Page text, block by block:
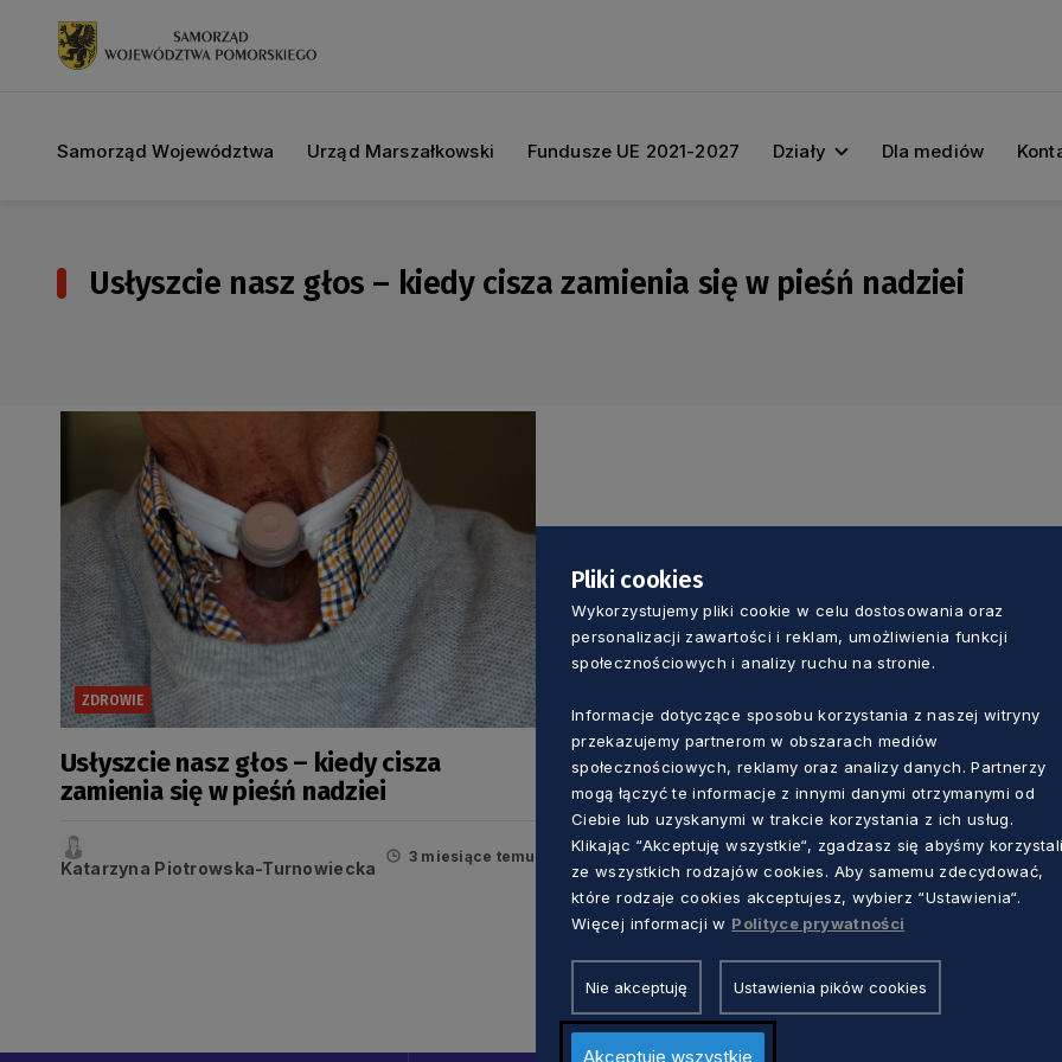
Samorząd Województwa Urząd Marszałkowski Fundusze UE 2021-2027 Działy Dla mediów
Usłyszcie nasz głos – kiedy cisza zamienia się w pieśń nadziei
ZDROWIE
Usłyszcie nasz głos – kiedy cisza
zamienia się w pieśń nadziei
Katarzyna Piotrowska-Turnowiecka
3 miesiące temu
Pliki cookies
Wykorzystujemy pliki cookie w celu dostosowania oraz
personalizacji zawartości i reklam, umożliwienia funkcji
społecznościowych i analizy ruchu na stronie.
Informacje dotyczące sposobu korzystania z naszej witryny
przekazujemy partnerom w obszarach mediów
społecznościowych, reklamy oraz analizy danych. Partnerzy
mogą łączyć te informacje z innymi danymi otrzymanymi od
Ciebie lub uzyskanymi w trakcie korzystania z ich usług.
Klikając “Akceptuję wszystkie“, zgadzasz się abyśmy
ze wszystkich rodzajów cookies. Aby samemu zdecydować,
które rodzaje cookies akceptujesz, wybierz “Ustawienia“.
Więcej informacji w Polityce prywatności
Nie akceptuję Ustawienia pików cookies
Akceptuję wszystkie